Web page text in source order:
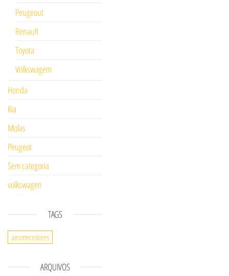
Peugeout
Renault
Toyota
Volkswagem
Honda
Kia
Molas
Peugeot
Sem categoria
volkswagen
TAGS
amortecedores
ARQUIVOS